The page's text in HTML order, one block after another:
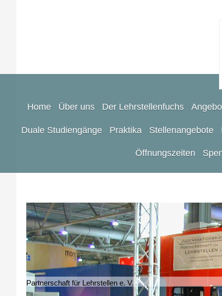
Home Über uns Der Lehrstellenfuchs
Duale Studiengänge Praktika Stellenangebote
Öffnungszeiten
Partnerschaft für Lehrstellen e. V.